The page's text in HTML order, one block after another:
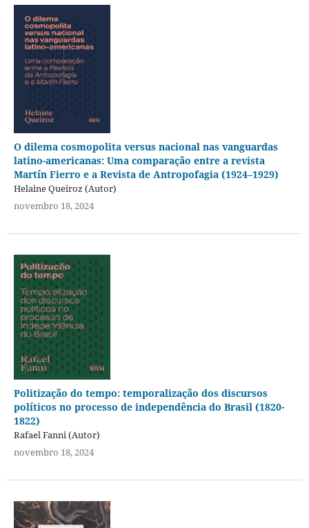
O dilema cosmopolita versus nacional nas vanguardas
latino-americanas: Uma comparação entre a revista
Martín Fierro e a Revista de Antropofagia (1924–1929)
Helaine Queiroz (Autor)
novembro 18, 2024
Politização do tempo: temporalização dos discursos
políticos no processo de independência do Brasil (1820-
1822)
Rafael Fanni (Autor)
novembro 18, 2024